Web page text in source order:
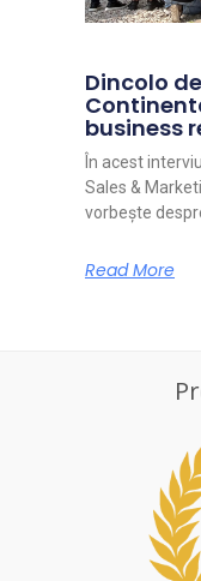
Dincolo
business
În acest
Sales &
vorbește
Read More